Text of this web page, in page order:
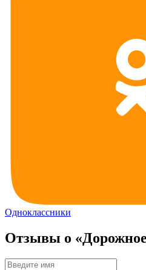
Одноклассники
Отзывы о